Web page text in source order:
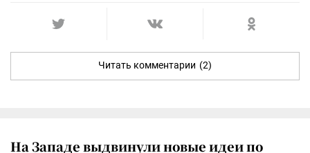
Читать комментарии (2)
На Западе выдвинули новые идеи по